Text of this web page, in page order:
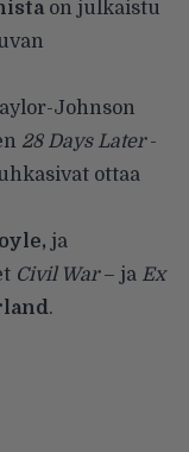
on julkaistu
Johnson
28 Days Later-
ottaa
ja
Civil War– ja Ex
.